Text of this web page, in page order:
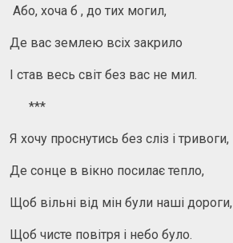
Або, хоча б , до тих могил,
Де вас землею всіх закрило
І став весь світ без вас не мил.
***
Я хочу проснутись без сліз і тривоги,
Де сонце в вікно посилає тепло,
Щоб вільні від мін були наші дороги,
Щоб чисте повітря і небо було.